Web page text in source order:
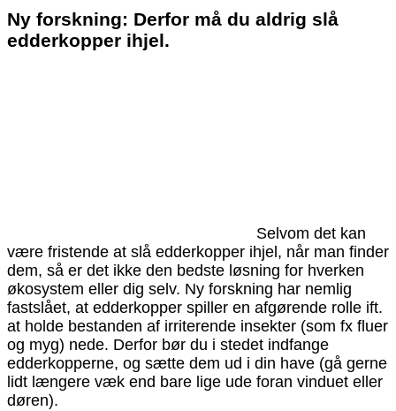
Ny forskning: Derfor må du aldrig slå
edderkopper ihjel.
Selvom det kan
være fristende at slå edderkopper ihjel, når man finder
dem, så er det ikke den bedste løsning for hverken
økosystem eller dig selv. Ny forskning har nemlig
fastslået, at edderkopper spiller en afgørende rolle ift.
at holde bestanden af irriterende insekter (som fx fluer
og myg) nede. Derfor bør du i stedet indfange
edderkopperne, og sætte dem ud i din have (gå gerne
lidt længere væk end bare lige ude foran vinduet eller
døren).